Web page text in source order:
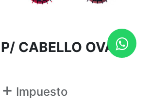
CABELLO OVAL
+ Impuesto